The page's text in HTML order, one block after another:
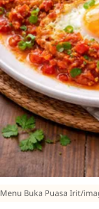
Menu Buka Puasa Irit/